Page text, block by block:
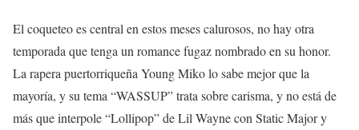
El coqueteo es central en estos meses calurosos, no hay otra
temporada que tenga un romance fugaz nombrado en su honor.
La rapera puertorriqueña Young Miko lo sabe mejor que la
mayoría, y su tema “WASSUP” trata sobre carisma, y no está de
más que interpole “Lollipop” de Lil Wayne con Static Major y